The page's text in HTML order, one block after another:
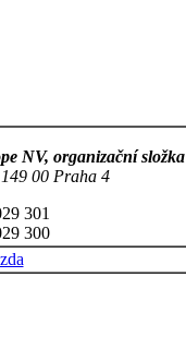
NV, organizační složka
00 Praha 4
301
300